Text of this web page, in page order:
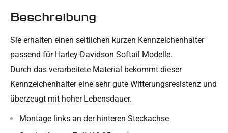
Beschreibung
Sie erhalten einen seitlichen kurzen Kennzeichenhalter
passend für Harley-Davidson Softail Modelle.
Durch das verarbeitete Material bekommt dieser
Kennzeichenhalter eine sehr gute Witterungsresistenz und
überzeugt mit hoher Lebensdauer.
Montage links an der hinteren Steckachse